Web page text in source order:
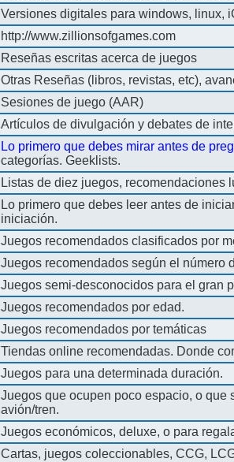
Versiones digitales para windows, linux,
http://www.zillionsofgames.com
Reseñas escritas acerca de juegos
Otras Reseñas (libros, revistas, etc),
Sesiones de juego (AAR)
Artículos de divulgación y debates de
Lo primero que debes mirar antes de
categorías. Geeklists.
Listas de diez juegos, recomendaciones
Lo primero que debes leer antes de
iniciación.
Juegos recomendados clasificados por
Juegos recomendados según el número
Juegos semi-desconocidos para el gran
Juegos recomendados por edad.
Juegos recomendados por temáticas
Tiendas online recomendadas. Donde
Juegos para una determinada duración.
Juegos que ocupen poco espacio, o que
avión/tren.
Juegos económicos, deluxe, o para
Cartas, juegos coleccionables, CCG,